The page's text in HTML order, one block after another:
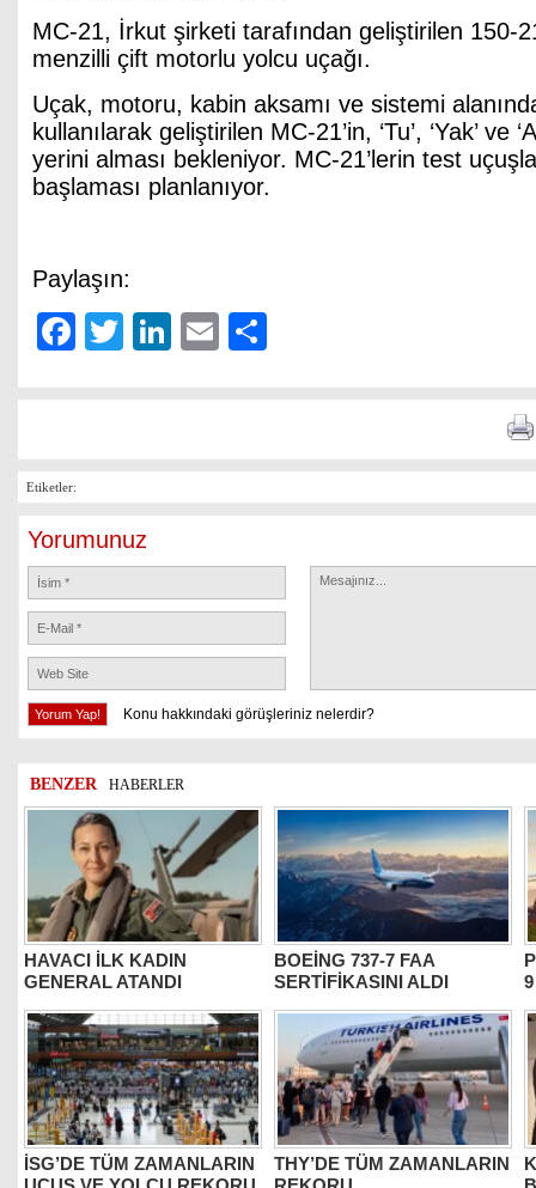
MC-21, İrkut şirketi tarafından geliştirilen 150-
menzilli çift motorlu yolcu uçağı.
Uçak, motoru, kabin aksamı ve sistemi
kullanılarak geliştirilen MC-21’in, ‘Tu’, ‘Yak’ ve
yerini alması bekleniyor. MC-21’lerin test
başlaması planlanıyor.
Paylaşın:
Facebook
TwitterLinkedIn
Email
Etiketler:
Yorumunuz
Konu hakkındaki görüşleriniz nelerdir?
BENZER HABERLER
HAVACI İLK KADIN
GENERAL ATANDI
BOEİNG 737-7 FAA
SERTİFİKASINI ALDI
İSG’DE TÜM ZAMANLARIN
UÇUŞ VE YOLCU REKORU
THY’DE TÜM ZAMANLARIN
REKORU